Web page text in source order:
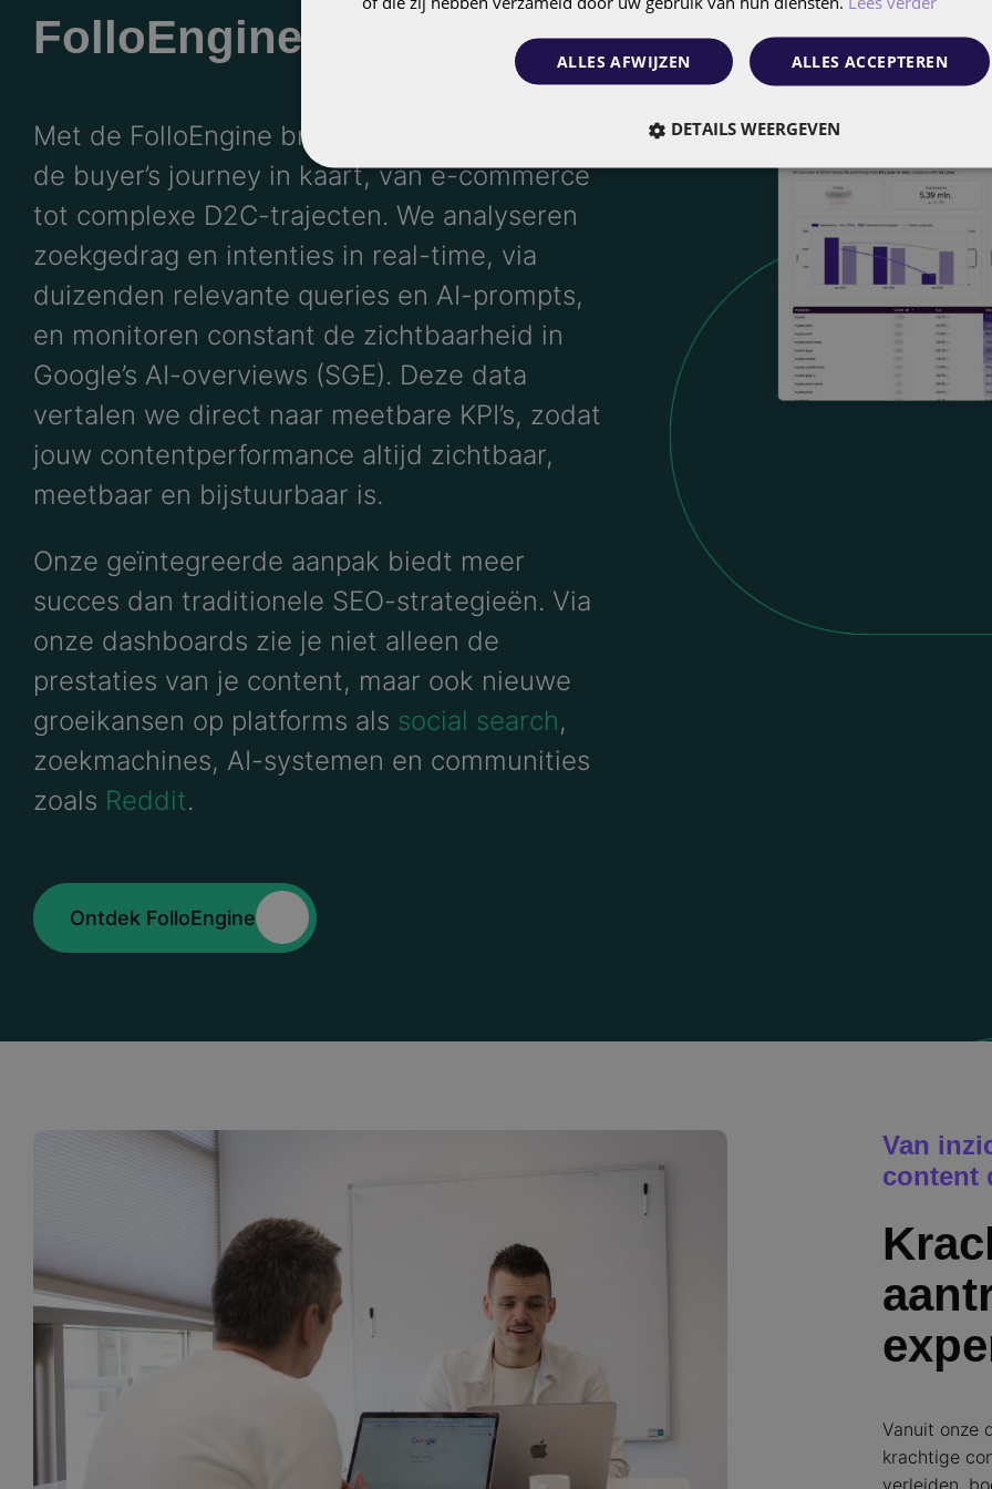
FolloEngine
Met de FolloEngine brengen we elke fase van
de buyer’s journey in kaart, van e-commerce
tot complexe D2C-trajecten. We analyseren
zoekgedrag en intenties in real-time, via
duizenden relevante queries en AI-prompts,
en monitoren constant de zichtbaarheid in
Google’s AI-overviews (SGE). Deze data
vertalen we direct naar meetbare KPI’s, zodat
jouw contentperformance altijd zichtbaar,
meetbaar en bijstuurbaar is.
Onze geïntegreerde aanpak biedt meer
succes dan traditionele SEO-strategieën. Via
onze dashboards zie je niet alleen de
prestaties van je content, maar ook nieuwe
groeikansen op platforms als social search,
zoekmachines, AI-systemen en communities
zoals Reddit.
Ontdek FolloEngine
Van
content
Vanuit onze
krachtige
verleiden,
ALLES ACCEPTEREN
ALLES AFWIJZEN
DETAILS WEERGEVEN